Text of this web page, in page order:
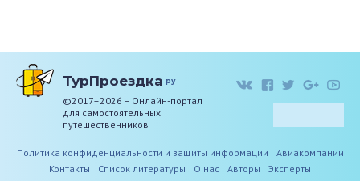
ТурПроездка ру
©2017–2026 – Онлайн-портал
для самостоятельных
путешественников
Политика конфиденциальности и защиты информации
Авиакомпании
Контакты
Список литературы О нас Авторы Эксперты